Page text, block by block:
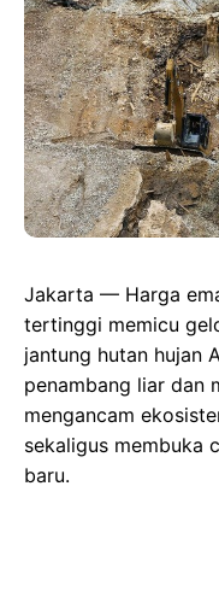
Jakarta — Harga
tertinggi memicu
jantung hutan hujan
penambang liar dan
mengancam
sekaligus membuka
baru.